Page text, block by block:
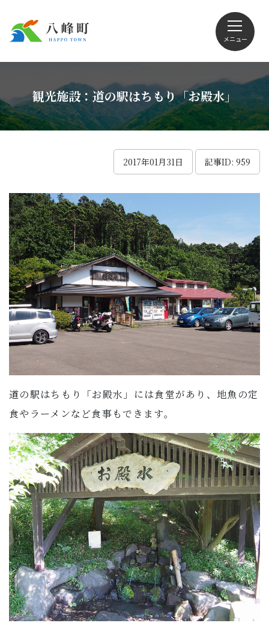
メニュー
Foreign language
くらしの情報
観光
子育て・教育
移住・定住
ビジネス・産業
行政情報
観光施設：道の駅はちもり「お殿水」
2017年01月31日 記事ID: 959
道の駅はちもり「お殿水」には食堂があり、地魚の定
食やラーメンなど食事もできます。